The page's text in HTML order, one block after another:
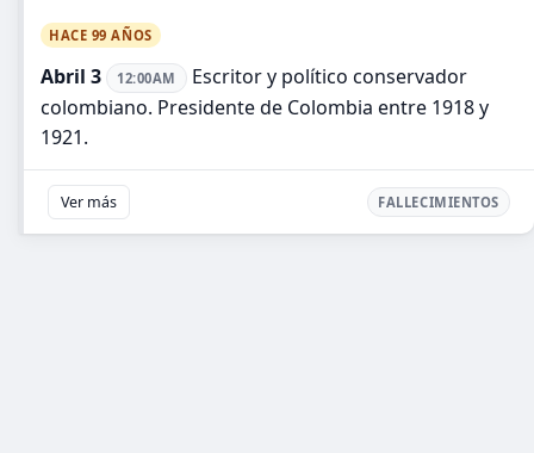
HACE 99 AÑOS
Abril 3 12:00AM
Escritor y político conservador
colombiano. Presidente de Colombia entre 1918 y
1921.
Ver más FALLECIMIENTOS